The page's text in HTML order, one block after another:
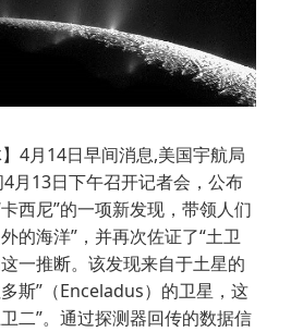
】4月14日早间消息,美国宇航局
4月13日下午召开记者会，公布
西尼”的一项新发现，带领人们
的海洋”，并再次佐证了“土卫
一推断。该发现来自于土星的
斯”（Enceladus）的卫星，这
二”。通过探测器回传的数据信